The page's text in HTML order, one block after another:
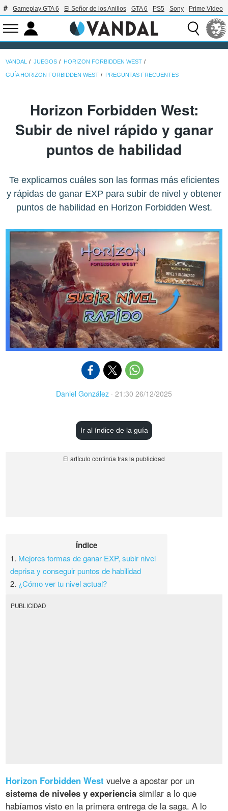
Gameplay GTA 6 El Señor de los Anillos GTA 6 PS5 Sony Prime Video
VANDAL JUEGOS HORIZON FORBIDDEN WEST
GUÍA HORIZON FORBIDDEN WEST PREGUNTAS FRECUENTES
Horizon Forbidden West:
Subir de nivel rápido y ganar
puntos de habilidad
Te explicamos cuáles son las formas más eficientes
y rápidas de ganar EXP para subir de nivel y obtener
puntos de habilidad en Horizon Forbidden West.
Daniel González · 21:30 26/12/2025
Ir al índice de la guía
Índice
1. Mejores formas de ganar EXP, subir nivel
deprisa y conseguir puntos de habilidad
2. ¿Cómo ver tu nivel actual?
PUBLICIDAD
Horizon Forbidden West vuelve a apostar por un
sistema de niveles y experiencia similar a lo que
habíamos visto en la primera entrega de la saga. A lo